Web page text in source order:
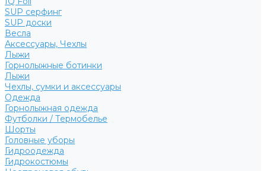
SUP серфинг
SUP доски
Весла
Аксессуары, Чехлы
Лыжи
Горнолыжные ботинки
Лыжи
Чехлы, сумки и аксессуары
Одежда
Горнолыжная одежда
Футболки / Термобелье
Шорты
Головные уборы
Гидроодежда
Гидрокостюмы